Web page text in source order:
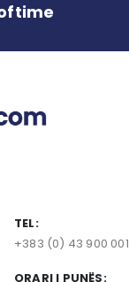
TEL:
+383 (0) 43 900 001
ORARI I PUNËS: